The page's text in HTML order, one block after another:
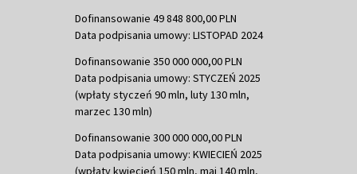
Dofinansowanie 49 848 800,00 PLN
Data podpisania umowy: LISTOPAD 2024
Dofinansowanie 350 000 000,00 PLN
Data podpisania umowy: STYCZEŃ 2025
(wpłaty styczeń 90 mln, luty 130 mln,
marzec 130 mln)
Dofinansowanie 300 000 000,00 PLN
Data podpisania umowy: KWIECIEŃ 2025
(wpłaty kwiecień 150 mln, maj 140 mln,